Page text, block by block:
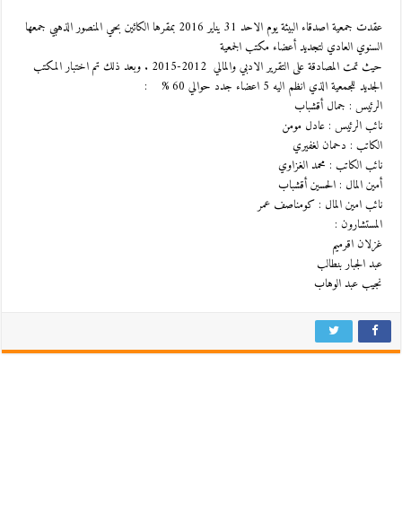
عقدت جمعية اصدقاء البيئة يوم الاحد 31 يناير 2016 بمقرها الكائين بحي المنصور الذهبي جمعها
السنوي العادي لتجديد أعضاء مكتب الجمعية
حيث تمت المصادقة على التقرير الادبي والمالي 2012-2015 . وبعد ذلك تم اختبار المكتب
الجديد للجمعية الذي انظم اليه 5 اعضاء جدد حوالي 60 % :
الرئيس : جمال أقشباب
نائب الرئيس : عادل مومن
الكاتب : دحمان لغفيري
نائب الكاتب : محمد الغزاوي
أمين المال : الحسين أقشباب
نائب امين المال : كومناصف عمر
المستشارون :
غزلان اقرميم
عبد الجبار بنطالب
نجيب عبد الوهاب